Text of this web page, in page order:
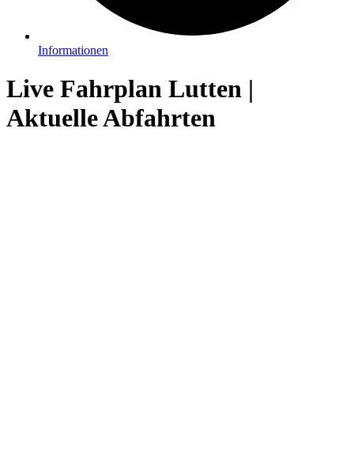
Informationen
Live Fahrplan Lutten |
Aktuelle Abfahrten